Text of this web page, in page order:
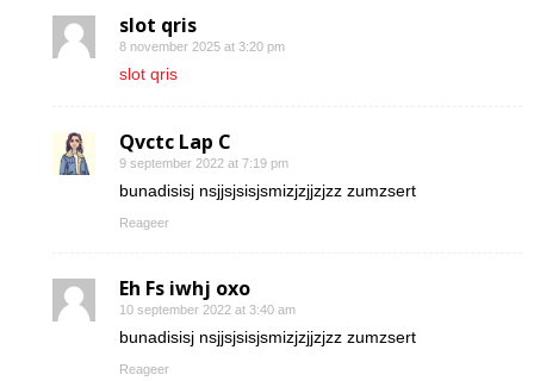
slot qris
8 november 2025 at 3:20 pm
slot qris
Qvctc Lap C
9 september 2022 at 7:19 pm
bunadisisj nsjjsjsisjsmizjzjjzjzz zumzsert
Reageer
Eh Fs iwhj oxo
10 september 2022 at 3:40 am
bunadisisj nsjjsjsisjsmizjzjjzjzz zumzsert
Reageer